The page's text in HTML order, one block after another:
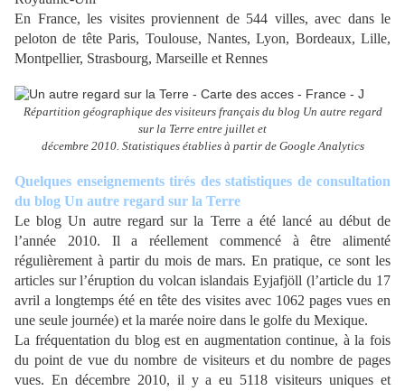
En France, les visites proviennent de 544 villes, avec dans le
peloton de tête Paris, Toulouse, Nantes, Lyon, Bordeaux, Lille,
Montpellier, Strasbourg, Marseille et Rennes
Répartition géographique des visiteurs français du blog Un autre regard
sur la Terre entre juillet et
décembre 2010. Statistiques établies à partir de Google Analytics
Quelques enseignements tirés des statistiques de consultation
du blog Un autre regard sur la Terre
Le blog Un autre regard sur la Terre a été lancé au début de
l’année 2010. Il a réellement commencé à être alimenté
régulièrement à partir du mois de mars. En pratique, ce sont les
articles sur l’éruption du volcan islandais Eyjafjöll (l’article du 17
avril a longtemps été en tête des visites avec 1062 pages vues en
une seule journée) et la marée noire dans le golfe du Mexique.
La fréquentation du blog est en augmentation continue, à la fois
du point de vue du nombre de visiteurs et du nombre de pages
vues. En décembre 2010, il y a eu 5118 visiteurs uniques et